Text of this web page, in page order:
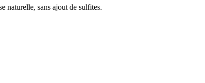
naturelle, sans ajout de sulfites.